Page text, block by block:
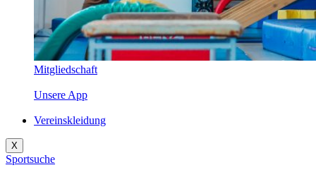
Mitgliedschaft
Unsere App
Vereinskleidung
X
Sportsuche